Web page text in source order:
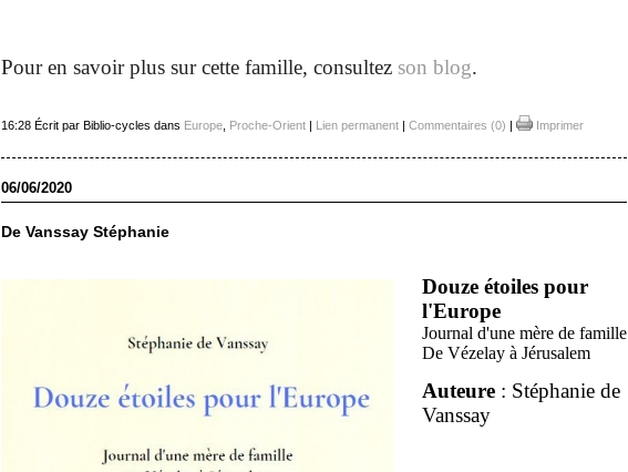
Pour en savoir plus sur cette famille, consultezson blog.
16:28 Écrit par Biblio-cycles dans Europe, Proche-Orient| Lien permanent| Commentaires (0) | Imprimer
06/06/2020
De Vanssay Stéphanie
Douze étoiles pour
l'Europe
Journal d'une mère de famille
De Vézelay à Jérusalem
Auteure: Stéphanie de
Vanssay